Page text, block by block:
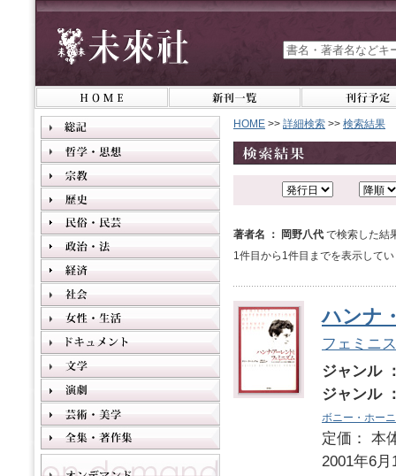
HOME >> 詳細検索 >> 検索結果
著者名 ： 岡野八代 で検索した結
1件目から1件目までを表示して
ハンナ
フェミニ
ジャンル
ジャンル
ボニー・ホー
定価：
2001年6月